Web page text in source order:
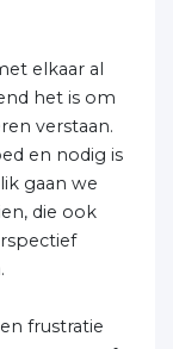
elkaar al
het is om
verstaan.
en nodig is
gaan we
die ook
frustratie